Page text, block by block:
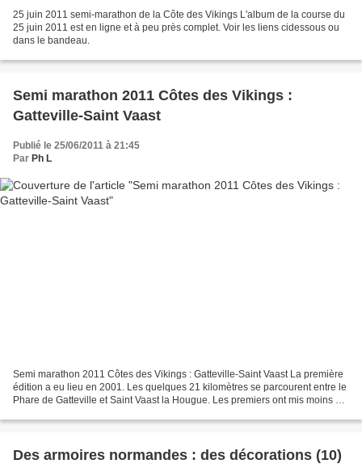
25 juin 2011 semi-marathon de la Côte des Vikings L'album de la course du
25 juin 2011 est en ligne et à peu près complet. Voir les liens cidessous ou
dans le bandeau.
Semi marathon 2011 Côtes des Vikings :
Gatteville-Saint Vaast
Publié le 25/06/2011 à 21:45
Par Ph L
Semi marathon 2011 Côtes des Vikings : Gatteville-Saint Vaast La première
édition a eu lieu en 2001. Les quelques 21 kilomètres se parcourent entre le
Phare de Gatteville et Saint Vaast la Hougue. Les premiers ont mis moins de
Des armoires normandes : des décorations (10)